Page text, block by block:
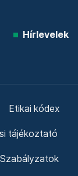
Hírlevelek
Etikai kódex
tájékoztató
Szabályzatok